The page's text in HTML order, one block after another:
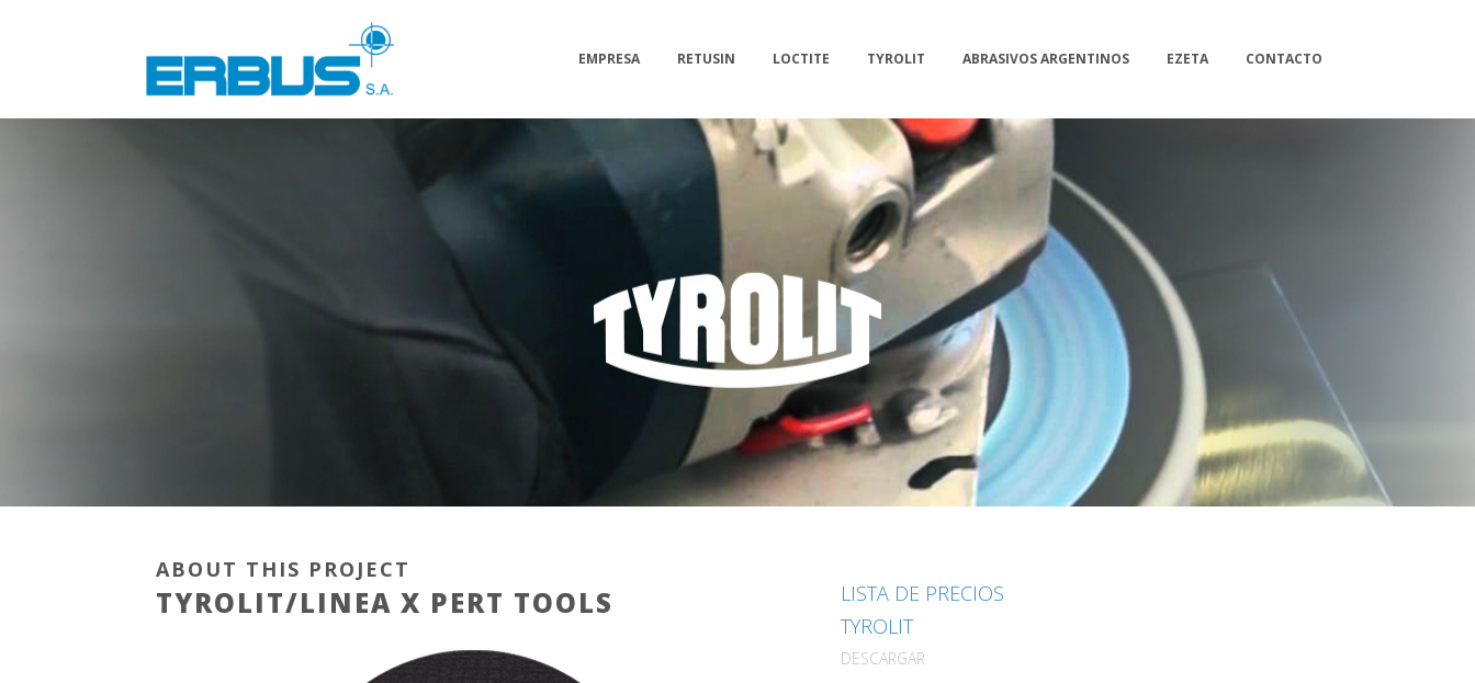
EMPRESA RETUSIN LOCTITE TYROLIT ABRASIVOS ARGENTINOS EZETA CONTACTO
ABOUT THIS PROJECT
TYROLIT/LINEA X PERT TOOLS
LISTA DE PRECIOS
TYROLIT
DESCARGAR